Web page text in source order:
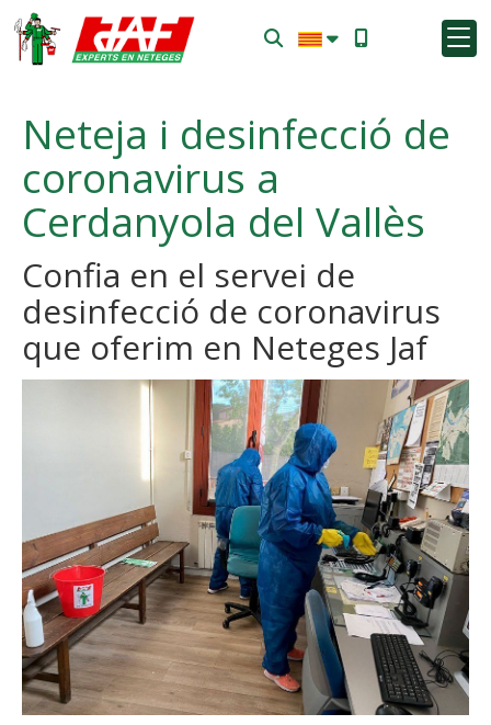
Neteja i desinfecció de
coronavirus a
Cerdanyola del Vallès
Confia en el servei de
desinfecció de coronavirus
que oferim en Neteges Jaf